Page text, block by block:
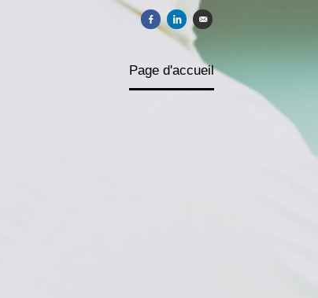
Partager sur Facebook
Partager sur Linkedin
Envoyer par courriel
Page d'accueil